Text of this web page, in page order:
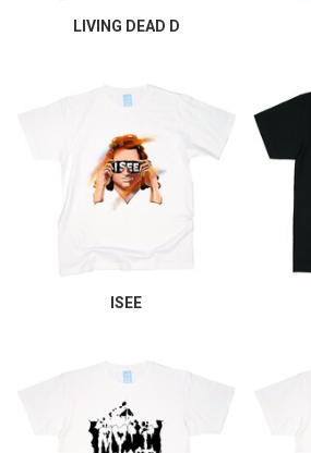
LIVING DEAD D
ISEE